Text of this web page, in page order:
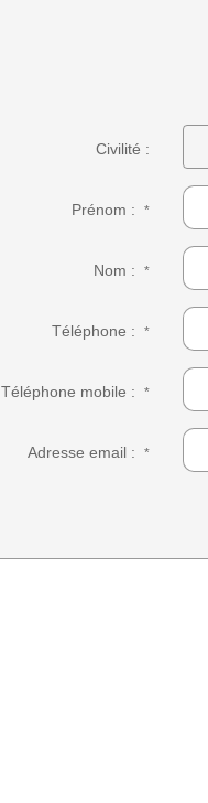
Civilité :
Prénom :*
Nom :*
Téléphone :*
Téléphone mobile :*
Adresse email :*